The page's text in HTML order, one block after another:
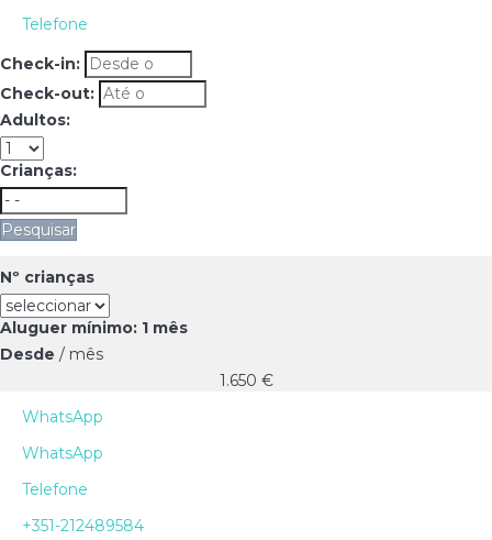
Telefone
Check-in:
Check-out:
Adultos:
Crianças:
Pesquisar
Nº crianças
Aluguer mínimo: 1 mês
Desde / mês
1.650 €
WhatsApp
WhatsApp
Telefone
+351-212489584